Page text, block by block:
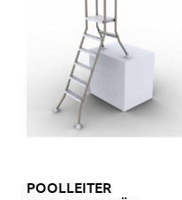
POOLLEITER